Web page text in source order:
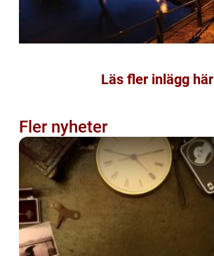
Läs fler inlägg här
Fler nyheter